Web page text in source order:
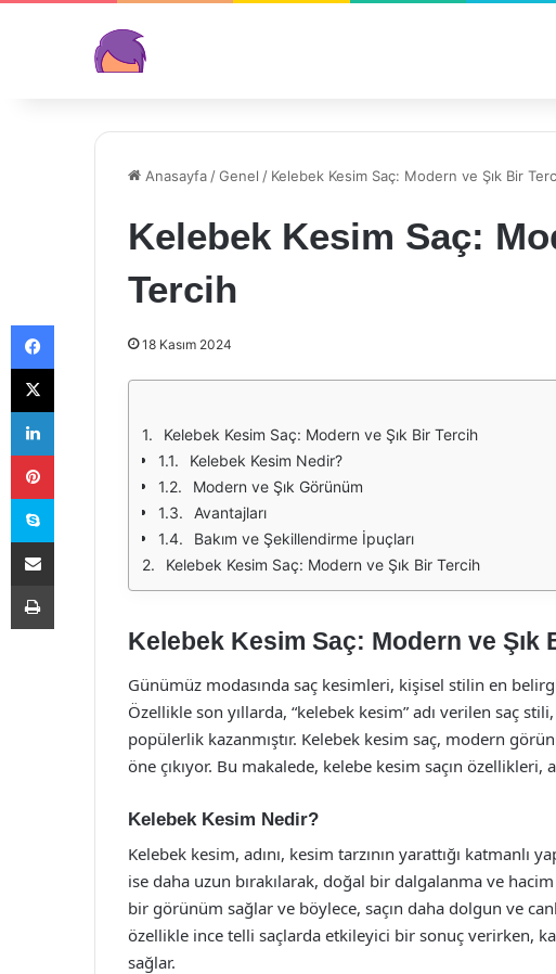
Anasayfa /Genel / Kelebek Kesim Saç: Modern ve Şık Bir
Kelebek Kesim Saç:
Tercih
18 Kasım 2024
Kelebek Kesim Saç: Modern ve Şık Bir Tercih
Kelebek Kesim Nedir?
Modern ve Şık Görünüm
Avantajları
Bakım ve Şekillendirme İpuçları
Kelebek Kesim Saç: Modern ve Şık Bir Tercih
Kelebek Kesim Saç: Modern ve Şık
Günümüz modasında saç kesimleri, kişisel stilin en
Özellikle son yıllarda, “kelebek kesim” adı verilen saç
popülerlik kazanmıştır. Kelebek kesim saç, modern
öne çıkıyor. Bu makalede, kelebe kesim saçın özellikleri,
Kelebek Kesim Nedir?
Kelebek kesim, adını, kesim tarzının yarattığı katmanlı
ise daha uzun bırakılarak, doğal bir dalgalanma ve hacim
bir görünüm sağlar ve böylece, saçın daha dolgun ve
özellikle ince telli saçlarda etkileyici bir sonuç verirken,
sağlar.
Facebook
X
LinkedIn
Pinterest
Skype
E-Posta ile paylaş